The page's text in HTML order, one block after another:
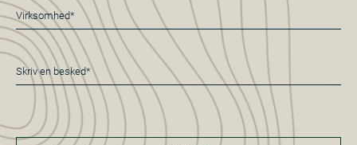
Virksomhed
*
Besked
*